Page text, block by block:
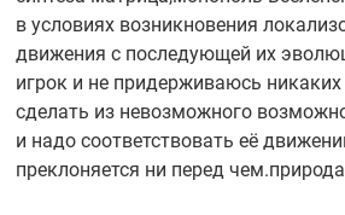
в условиях возникновения
движения с последующей их
игрок и не придерживаюсь
сделать из невозможного
и надо соответствовать её
преклоняется ни перед